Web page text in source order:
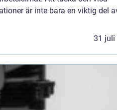
är inte bara en viktig del
31 juli